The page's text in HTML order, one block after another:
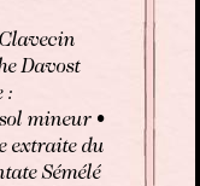
Davost
:
mineur •
extraite du
Sémélé